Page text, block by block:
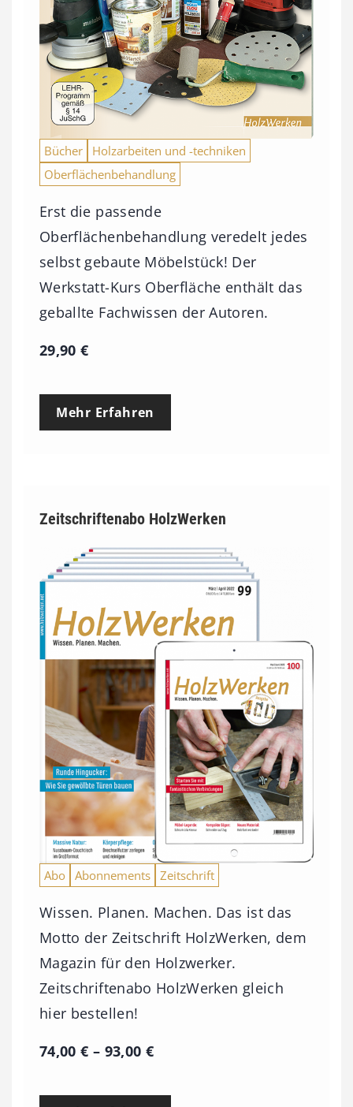
Bücher
Holzarbeiten und -techniken
Oberflächenbehandlung
Erst die passende
Oberflächenbehandlung veredelt jedes
selbst gebaute Möbelstück! Der
Werkstatt-Kurs Oberfläche enthält das
geballte Fachwissen der Autoren.
29,90€
Mehr Erfahren
Zeitschriftenabo HolzWerken
Abo Abonnements Zeitschrift
Wissen. Planen. Machen. Das ist das
Motto der Zeitschrift HolzWerken, dem
Magazin für den Holzwerker.
Zeitschriftenabo HolzWerken gleich
hier bestellen!
74,00€ – 93,00 €P
e